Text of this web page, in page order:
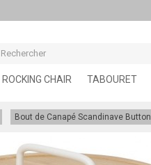
ROCKING CHAIR TABOURET
Bout de Canapé Scandinave Button